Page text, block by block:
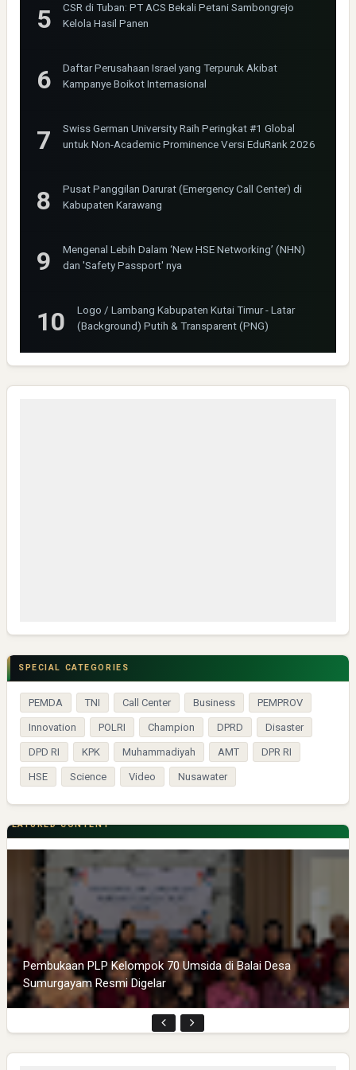
CSR di Tuban: PT ACS Bekali Petani Sambongrejo
Kelola Hasil Panen
Daftar Perusahaan Israel yang Terpuruk Akibat
Kampanye Boikot Internasional
Swiss German University Raih Peringkat #1 Global
untuk Non-Academic Prominence Versi EduRank 2026
Pusat Panggilan Darurat (Emergency Call Center) di
Kabupaten Karawang
Mengenal Lebih Dalam ‘New HSE Networking’ (NHN)
dan 'Safety Passport' nya
Logo / Lambang Kabupaten Kutai Timur - Latar
(Background) Putih & Transparent (PNG)
SPECIAL CATEGORIES
PEMDA TNI Call Center Business PEMPROV
Innovation POLRI Champion DPRD Disaster
DPD RI KPK Muhammadiyah AMT DPR RI
HSE Science Video Nusawater
FEATURED CONTENT
Pembukaan PLP Kelompok 70 Umsida di Balai Desa
Sumurgayam Resmi Digelar